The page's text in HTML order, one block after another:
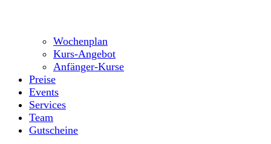
Wochenplan
Kurs-Angebot
Anfänger-Kurse
Preise
Events
Services
Team
Gutscheine